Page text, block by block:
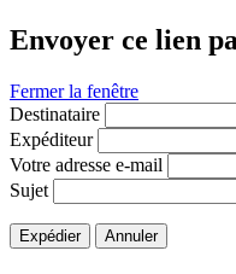
Envoyer ce lien
Fermer la fenêtre
Destinataire
Expéditeur
Votre adresse e-mail
Sujet
Expédier Annuler